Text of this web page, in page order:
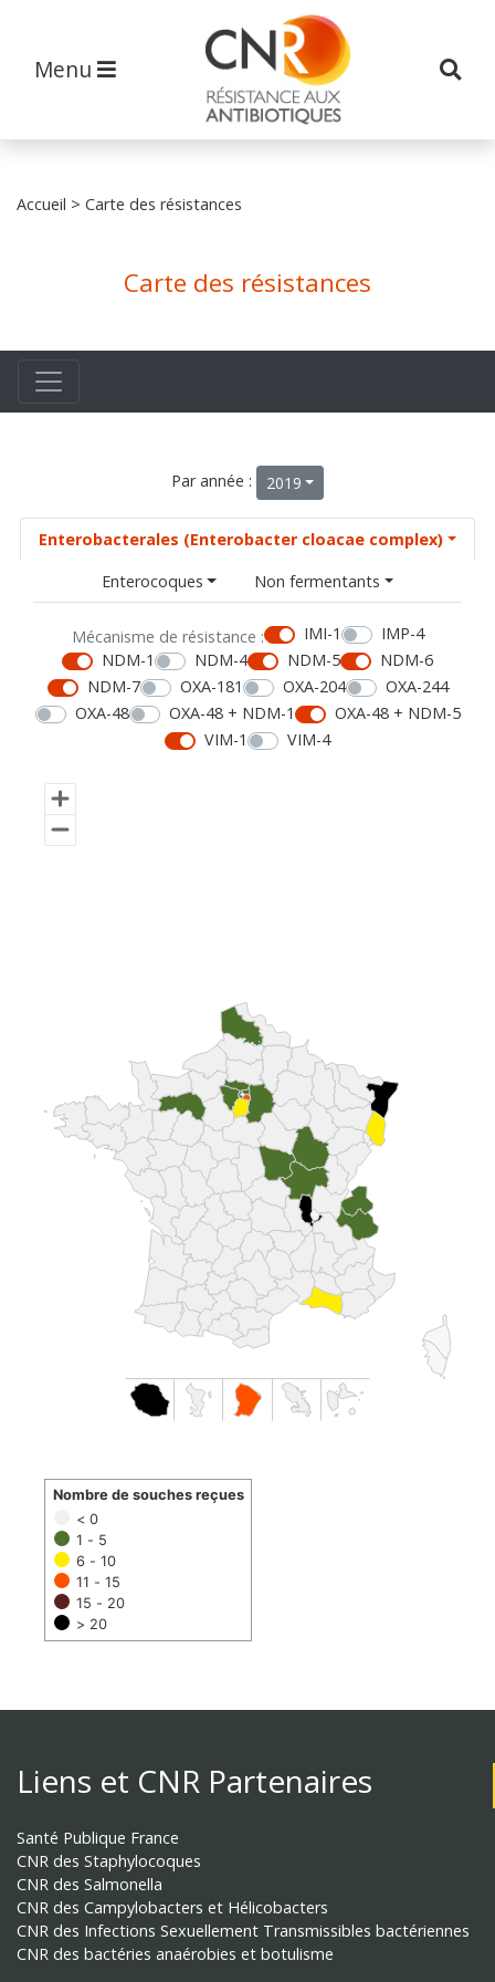
Menu
Accueil > Carte des résistances
Carte des résistances
Par année : 2019
Enterobacterales (Enterobacter cloacae complex)
Enterocoques
Non fermentants
Mécanisme de résistance : IMI-1
IMP-4
NDM-1
NDM-4 NDM-5
NDM-6
NDM-7
OXA-181 OXA-204
OXA-244
OXA-48
OXA-48 + NDM-1
OXA-48 + NDM-5
VIM-1
VIM-4
< 0
1 - 5
6 - 10
11 - 15
15 - 20
> 20
Nombre de souches reçues
Liens et CNR Partenaires
Santé Publique France
CNR des Staphylocoques
CNR des Salmonella
CNR des Campylobacters et Hélicobacters
CNR des Infections Sexuellement Transmissibles bactériennes
CNR des bactéries anaérobies et botulisme